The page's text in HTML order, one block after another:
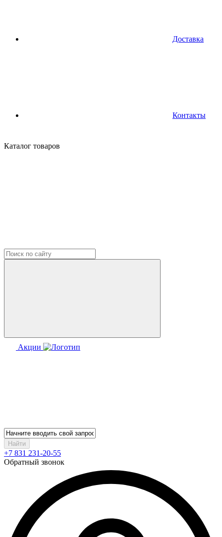
Доставка
Контакты
Каталог товаров
Акции
Найти
+7 831 231-20-55
Обратный звонок